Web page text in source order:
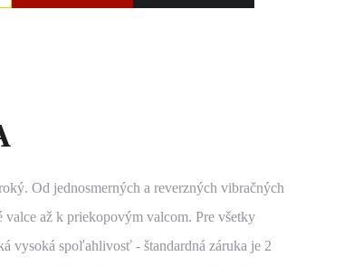
Od jednosmerných a reverzných vibračných
valce až k priekopovým valcom. Pre všetky
vysoká spoľahlivosť - štandardná záruka je 2